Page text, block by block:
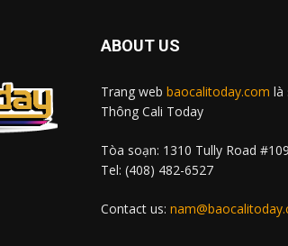
ABOUT US
Trang web baocalitoday.com là
Thông Cali Today
Tòa soạn: 1310 Tully Road
Tel: (408) 482-6527
Contact us: